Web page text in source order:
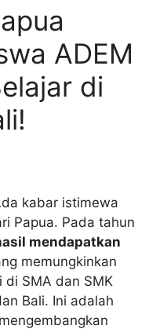
ADEM
di
kabar istimewa
Papua. Pada tahun
mendapatkan
memungkinkan
di SMA dan SMK
Bali. Ini adalah